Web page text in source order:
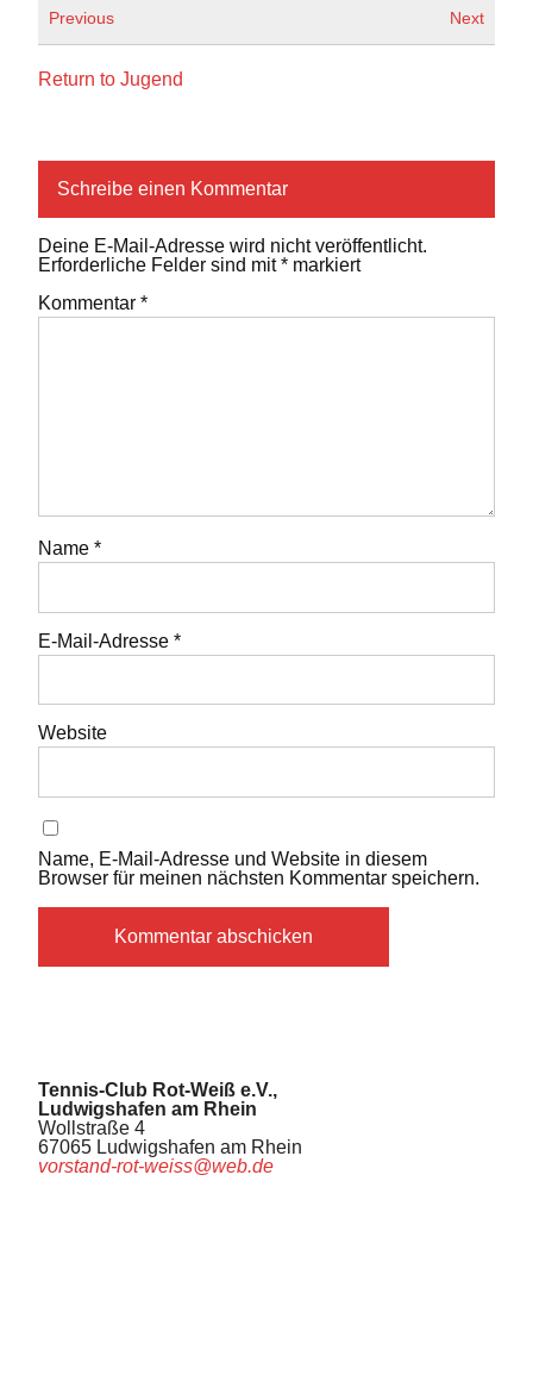
Previous Next
Return to Jugend
Schreibe einen Kommentar
Deine E-Mail-Adresse wird nicht veröffentlicht.
Erforderliche Felder sind mit* markiert
Kommentar *
Name *
E-Mail-Adresse *
Website
Name, E-Mail-Adresse und Website in diesem
Browser für meinen nächsten Kommentar speichern.
Tennis-Club Rot-Weiß e.V.,
Ludwigshafen am Rhein
Wollstraße 4
67065 Ludwigshafen am Rhein
vorstand-rot-weiss@web.de